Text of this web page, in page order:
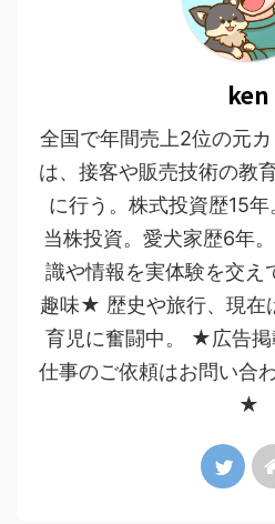
ken
全国で年間売上2位の元
は、接客や販売技術の教
に行う。株式投資歴15
当株投資。愛犬家歴6年
識や情報を実体験を交
趣味★ 歴史や旅行、現在
育児に奮闘中。 ★広告掲
仕事のご依頼はお問い合
★